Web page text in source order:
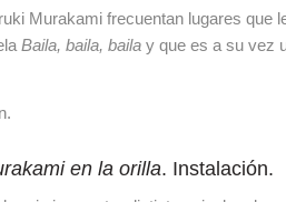
Murakami frecuentan lugares
Baila, baila, baila y que es a su vez
en la orilla. Instalación.